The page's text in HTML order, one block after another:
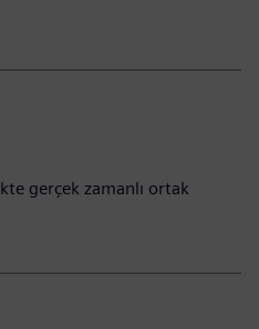
gerçek zamanlı ortak